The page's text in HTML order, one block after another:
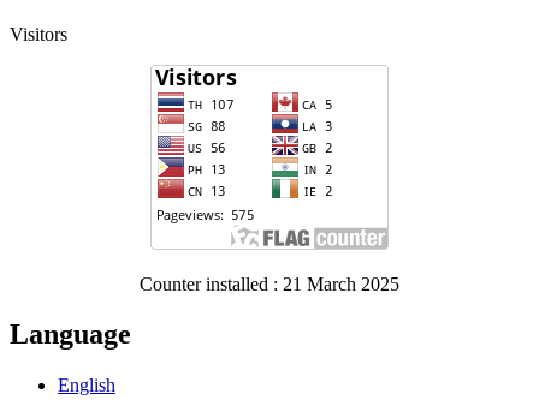
Visitors
Counter installed : 21 March 2025
Language
English